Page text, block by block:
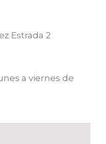
Estrada 2
a viernes de